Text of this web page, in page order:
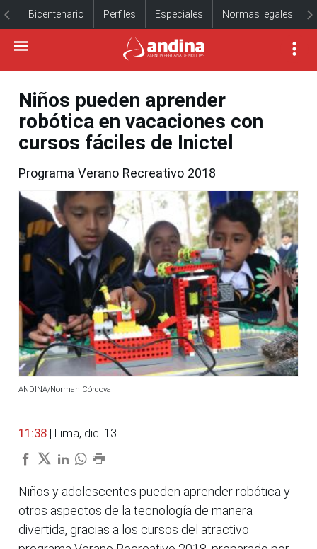
Bicentenario Perfiles Especiales Normas legales
Niños pueden aprender
robótica en vacaciones con
cursos fáciles de Inictel
Programa Verano Recreativo 2018
ANDINA/Norman Córdova
11:38 | Lima, dic. 13.
Niños y adolescentes pueden aprender robótica y
otros aspectos de la tecnología de manera
divertida, gracias a los cursos del atractivo